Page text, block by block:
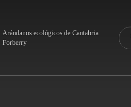
Arándanos ecológicos de Cantabria
Forberry